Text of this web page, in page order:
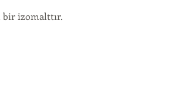
bir izomalttır.